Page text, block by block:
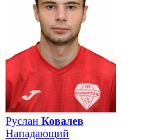
Руслан Ковалев
Нападающий